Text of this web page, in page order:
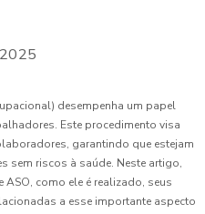
desempenha um papel
Este procedimento visa
garantindo que estejam
sem riscos à saúde. Neste artigo,
como ele é realizado, seus
a esse importante aspecto